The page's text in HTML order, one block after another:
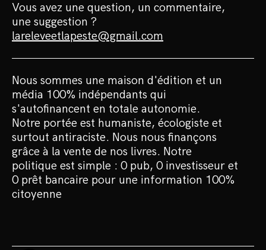
Vous avez une question, un commentaire,
une suggestion ?
lareleveetlapeste@gmail.com
Nous sommes une maison d'édition et un
média 100% indépendants qui
s'autofinancent en totale autonomie.
Notre portée est humaniste, écologiste et
surtout antiraciste. Nous nous finançons
grâce à la vente de nos livres. Notre
politique est simple : 0 pub, 0 investisseur et
0 prêt bancaire pour une information 100%
citoyenne